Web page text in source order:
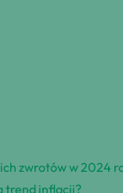
zwrotów w 2024
trend inflacji?